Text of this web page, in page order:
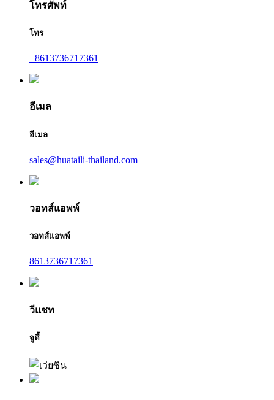
โทรศัพท์
โทร
+8613736717361
อีเมล
อีเมล
sales@huataili-thailand.com
วอทส์แอพพ์
วอทส์แอพพ์
8613736717361
วีแชท
จูดี้